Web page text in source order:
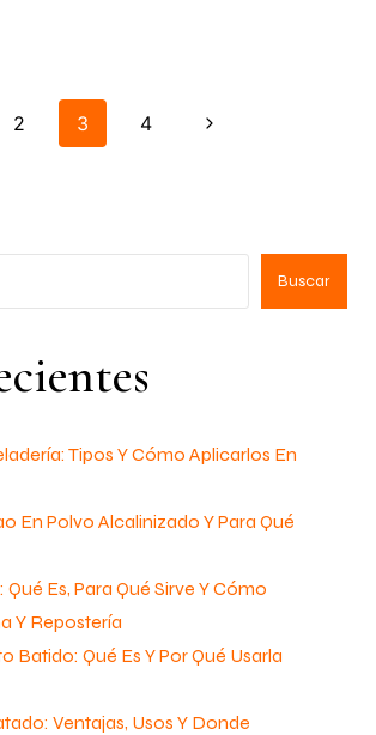
2 3 4
Buscar
Tipos Y Cómo Aplicarlos En
En Polvo Alcalinizado Y Para Qué
Es, Para Qué Sirve Y Cómo
Y Repostería
Batido: Qué Es Y Por Qué Usarla
Ventajas, Usos Y Donde